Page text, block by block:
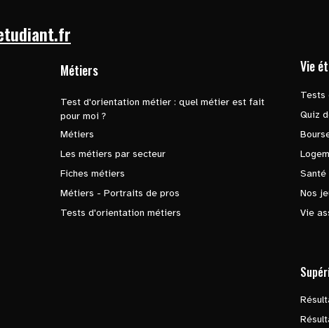
Métiers
Test d'orientation métier : quel métier est fait
pour moi ?
Métiers
Les métiers par secteur
Fiches métiers
Métiers - Portraits de pros
Tests d'orientation métiers
Vie
Tests
Quiz
Santé
Nos
Vie